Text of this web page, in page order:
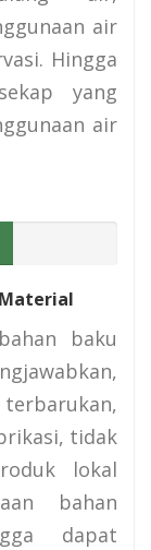
air
Hingga
yang
air
baku
tidak
lokal
bahan
dapat